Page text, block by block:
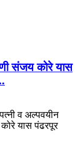
संजय कोरे यास
व अल्पवयीन
यास पंढरपूर